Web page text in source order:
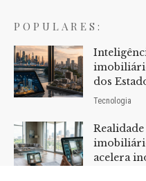
POPULARES:
dos
Tecnologia
acelera